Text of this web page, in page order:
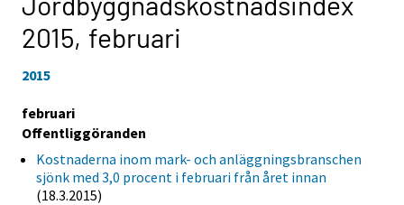
2015, februari
2015
februari
Offentliggöranden
Kostnaderna inom mark- och anläggningsbranschen
sjönk med 3,0 procent i februari från året innan
(18.3.2015)